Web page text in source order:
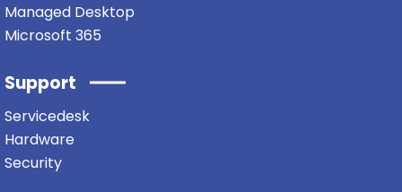
Managed Desktop
Microsoft 365
Support
Servicedesk
Hardware
Security